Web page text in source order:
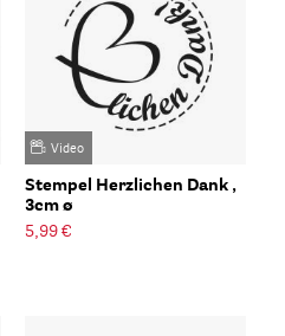
Video
Stempel Herzlichen Dank ,
3cm ø
5,99 €